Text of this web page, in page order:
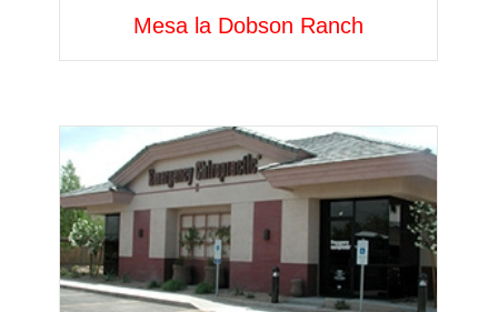
Mesa la Dobson Ranch